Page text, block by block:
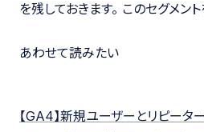
を残しておきます。 このセグメン
あわせて読みたい
【GA4】新規ユーザーとリピー